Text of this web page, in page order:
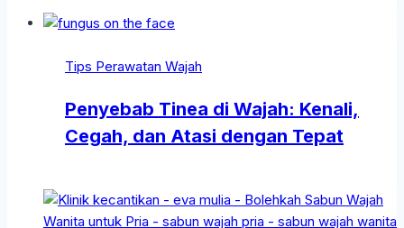
Tips Perawatan Wajah
Penyebab Tinea di Wajah: Kenali,
Cegah, dan Atasi dengan Tepat